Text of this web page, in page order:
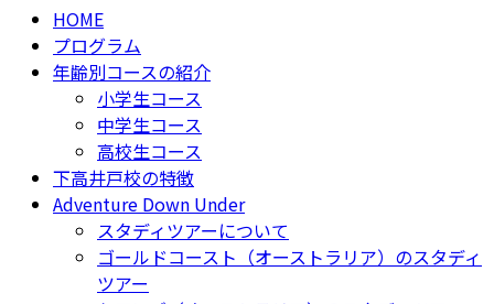
HOME
プログラム
年齢別コースの紹介
小学生コース
中学生コース
高校生コース
下高井戸校の特徴
Adventure Down Under
スタディツアーについて
ゴールドコースト（オーストラリア）のスタディ
ツアー